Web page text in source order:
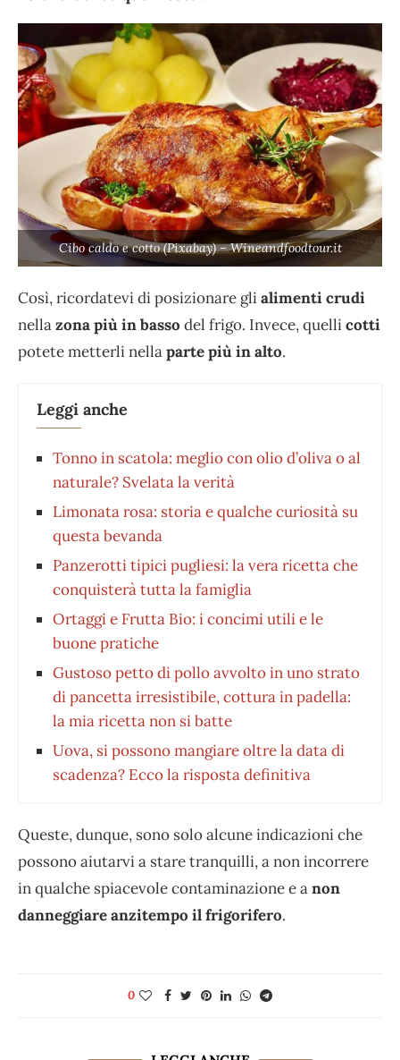
Cibo caldo e cotto (Pixabay) – Wineandfoodtour.it
Così, ricordatevi di posizionare glialimenti crudi
nellazona più in basso del frigo. Invece, quellicotti
potete metterli nellaparte più in alto.
Leggi anche
Tonno in scatola: meglio con olio d’oliva o al
naturale? Svelata la verità
Limonata rosa: storia e qualche curiosità su
questa bevanda
Panzerotti tipici pugliesi: la vera ricetta che
conquisterà tutta la famiglia
Ortaggi e Frutta Bio: i concimi utili e le
buone pratiche
Gustoso petto di pollo avvolto in uno strato
di pancetta irresistibile, cottura in padella:
la mia ricetta non si batte
Uova, si possono mangiare oltre la data di
scadenza? Ecco la risposta definitiva
Queste, dunque, sono solo alcune indicazioni che
possono aiutarvi a stare tranquilli, a non incorrere
in qualche spiacevole contaminazione e anon
danneggiare anzitempo il frigorifero.
0